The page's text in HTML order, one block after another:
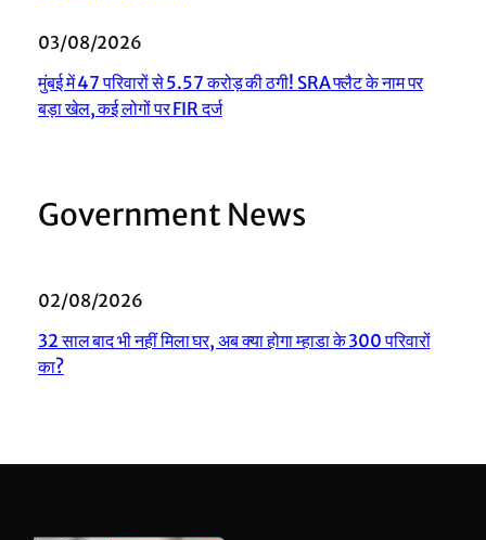
03/08/2026
मुंबई में 47 परिवारों से 5.57 करोड़ की ठगी! SRA फ्लैट के नाम पर
बड़ा खेल, कई लोगों पर FIR दर्ज
Government News
02/08/2026
32 साल बाद भी नहीं मिला घर, अब क्या होगा म्हाडा के 300 परिवारों
का?